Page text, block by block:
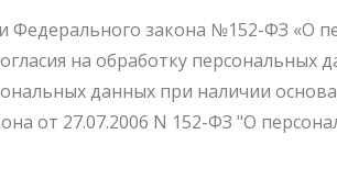
закона №152-ФЗ «О
на обработку
данных при наличии
от 27.07.2006 N 152-ФЗ "О